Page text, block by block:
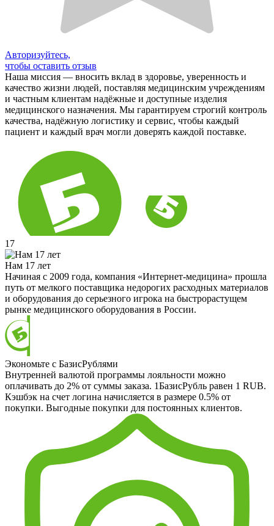
Авторизуйтесь,
чтобы оставить отзыв
Наша миссия — вносить вклад в здоровье, уверенность и
качество жизни людей, поставляя медицинским учреждениям
и частным клиентам надёжные и доступные изделия
медицинского назначения. Мы гарантируем строгий контроль
качества, надёжную логистику и сервис, чтобы каждый
пациент и каждый врач могли доверять каждой поставке.
17
Нам 17 лет
Начиная с 2009 года, компания «Интернет-медицина» прошла
путь от мелкого поставщика недорогих расходных материалов
и оборудования до серьезного игрока на быстрорастущем
рынке медицинского оборудования в России.
Экономьте с БазисРублями
Внутренней валютой программы лояльности можно
оплачивать до 2% от суммы заказа. 1БазисРубль равен 1 RUB.
Кэшбэк на счет логина начисляется в размере 0.5% от
покупки. Выгодные покупки для постоянных клиентов.